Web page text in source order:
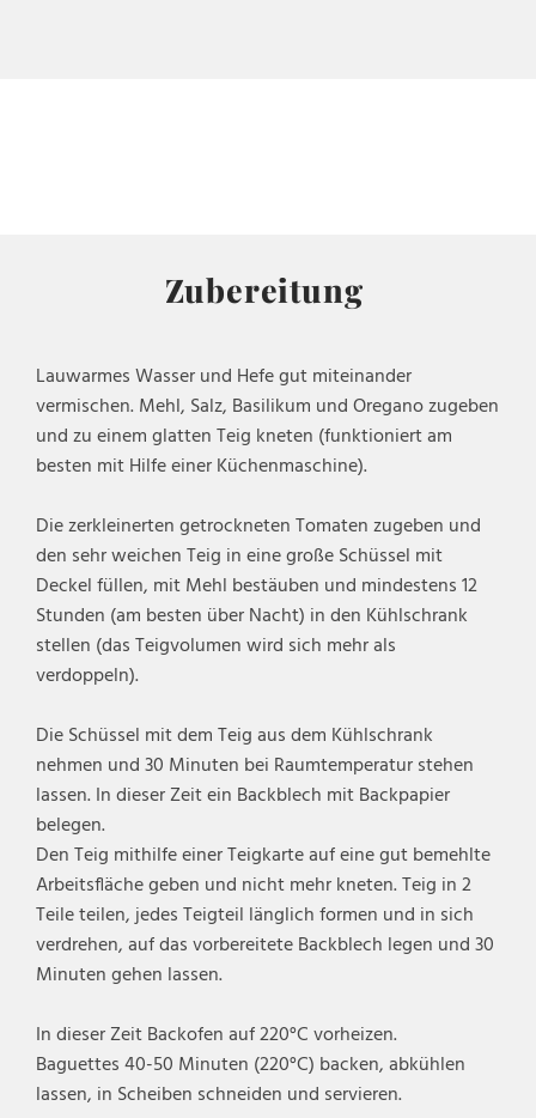
Zubereitung
Lauwarmes Wasser und Hefe gut miteinander
vermischen. Mehl, Salz, Basilikum und Oregano zugeben
und zu einem glatten Teig kneten (funktioniert am
besten mit Hilfe einer Küchenmaschine).
Die zerkleinerten getrockneten Tomaten zugeben und
den sehr weichen Teig in eine große Schüssel mit
Deckel füllen, mit Mehl bestäuben und mindestens 12
Stunden (am besten über Nacht) in den Kühlschrank
stellen (das Teigvolumen wird sich mehr als
verdoppeln).
Die Schüssel mit dem Teig aus dem Kühlschrank
nehmen und 30 Minuten bei Raumtemperatur stehen
lassen. In dieser Zeit ein Backblech mit Backpapier
belegen.
Den Teig mithilfe einer Teigkarte auf eine gut bemehlte
Arbeitsfläche geben und nicht mehr kneten. Teig in 2
Teile teilen, jedes Teigteil länglich formen und in sich
verdrehen, auf das vorbereitete Backblech legen und 30
Minuten gehen lassen.
In dieser Zeit Backofen auf 220°C vorheizen.
Baguettes 40-50 Minuten (220°C) backen, abkühlen
lassen, in Scheiben schneiden und servieren.